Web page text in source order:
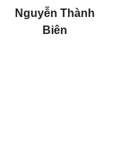
Nguyễn Thành
Biên